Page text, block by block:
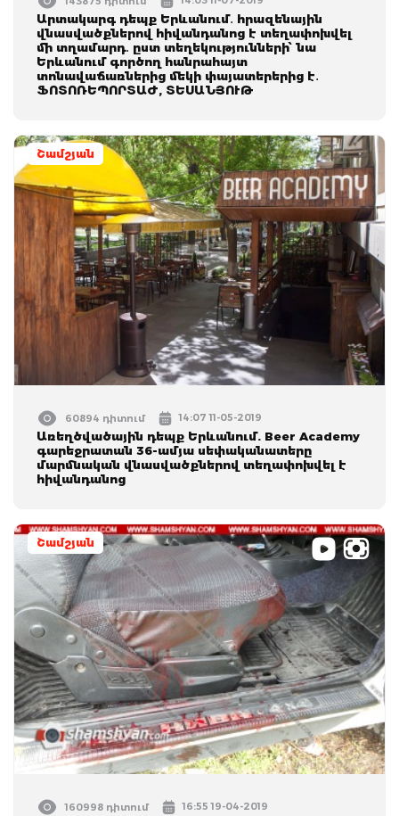
Արտակարգ դեպք Երևանում․ հրազենային
վնասվածքներով հիվանդանոց է տեղափոխվել
մի տղամարդ․ ըստ տեղեկությունների՝ նա
Երևանում գործող հանրահայտ
տոնավաճառներից մեկի փայատերերից է․
ՖՈՏՈՌԵՊՈՐՏԱԺ, ՏԵՍԱՆՅՈՒԹ
Շամշյան
60894 դիտում 14:07 11-05-2019
Առեղծվածային դեպք Երևանում. Beer Academy
գարեջրատան 36-ամյա սեփականատերը
մարմնական վնասվածքներով տեղափոխվել է
հիվանդանոց
Շամշյան
160998 դիտում 16:55 19-04-2019